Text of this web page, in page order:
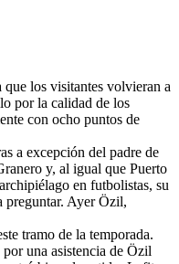
los visitantes volvieran a
por la calidad de los
con ocho puntos de
a excepción del padre de
y, al igual que Puerto
en futbolistas, su
preguntar. Ayer Özil,
tramo de la temporada.
una asistencia de Özil